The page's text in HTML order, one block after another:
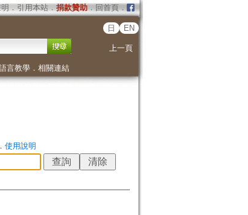
． 引用本站． 捐款贊助．回首頁．
日 EN
上一頁
言教學． 相關連結
． 使用說明